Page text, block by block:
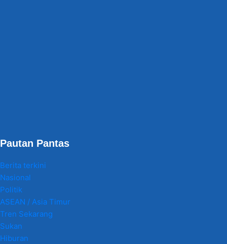
Pautan Pantas
Berita terkini
Nasional
Politik
ASEAN / Asia Timur
Tren Sekarang
Sukan
Hiburan